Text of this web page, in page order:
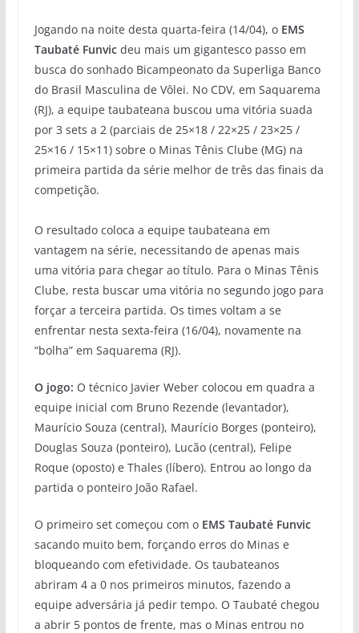
Jogando na noite desta quarta-feira (14/04), o EMS
Taubaté Funvic deu mais um gigantesco passo em
busca do sonhado Bicampeonato da Superliga Banco
do Brasil Masculina de Vôlei. No CDV, em Saquarema
(RJ), a equipe taubateana buscou uma vitória suada
por 3 sets a 2 (parciais de 25×18 / 22×25 / 23×25 /
25×16 / 15×11) sobre o Minas Tênis Clube (MG) na
primeira partida da série melhor de três das finais da
competição.
O resultado coloca a equipe taubateana em
vantagem na série, necessitando de apenas mais
uma vitória para chegar ao título. Para o Minas Tênis
Clube, resta buscar uma vitória no segundo jogo para
forçar a terceira partida. Os times voltam a se
enfrentar nesta sexta-feira (16/04), novamente na
“bolha” em Saquarema (RJ).
O jogo: O técnico Javier Weber colocou em quadra a
equipe inicial com Bruno Rezende (levantador),
Maurício Souza (central), Maurício Borges (ponteiro),
Douglas Souza (ponteiro), Lucão (central), Felipe
Roque (oposto) e Thales (líbero). Entrou ao longo da
partida o ponteiro João Rafael.
O primeiro set começou com oEMS Taubaté Funvic
sacando muito bem, forçando erros do Minas e
bloqueando com efetividade. Os taubateanos
abriram 4 a 0 nos primeiros minutos, fazendo a
equipe adversária já pedir tempo. O Taubaté chegou
a abrir 5 pontos de frente, mas o Minas entrou no